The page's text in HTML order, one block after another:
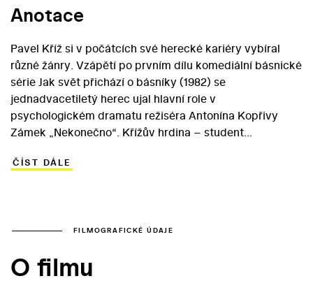
Anotace
Pavel Kříž si v počátcích své herecké kariéry vybíral
různé žánry. Vzápětí po prvním dílu komediální básnické
série Jak svět přichází o básníky (1982) se
jednadvacetiletý herec ujal hlavní role v
psychologickém dramatu režiséra Antonína Kopřivy
Zámek „Nekonečno“. Křížův hrdina – student
ústavu pro mládež v zámku Konečno jako netypický, ale
ovšem hodně práce, než se vyrovná s ústavní šikanou i
chovanců ústavu se vedle Kříže objevili i David
ČÍST DÁLE
FILMOGRAFICKÉ ÚDAJE
O filmu